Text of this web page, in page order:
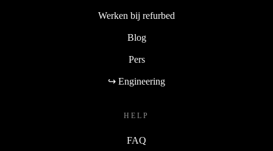
Werken bij refurbed
Blog
Pers
↪ Engineering
HELP
FAQ